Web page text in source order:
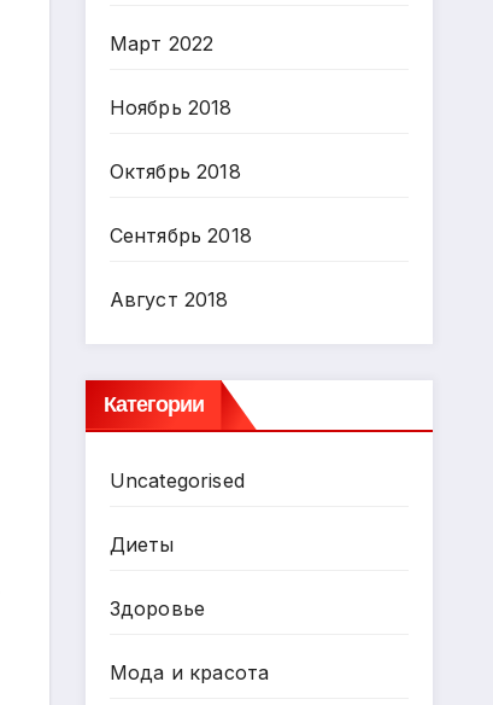
Март 2022
Ноябрь 2018
Октябрь 2018
Сентябрь 2018
Август 2018
Категории
Uncategorised
Диеты
Здоровье
Мода и красота